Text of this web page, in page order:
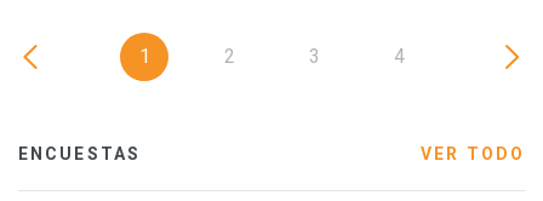
1 2 3 4
ENCUESTAS VER TODO